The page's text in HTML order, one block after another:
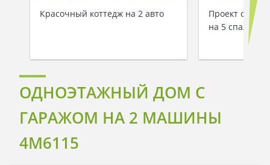
Красочный коттедж на 2 авто
Проект
на 5 спален
ОДНОЭТАЖНЫЙ ДОМ С
ГАРАЖОМ НА 2 МАШИНЫ
4M6115